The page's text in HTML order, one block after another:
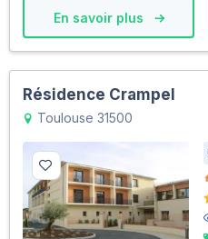
En savoir plus
Résidence Crampel
Toulouse 31500